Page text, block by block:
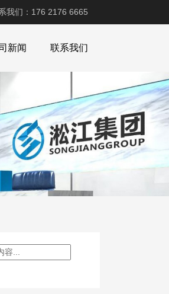
我们：176 2176 6665
新闻 联系我们